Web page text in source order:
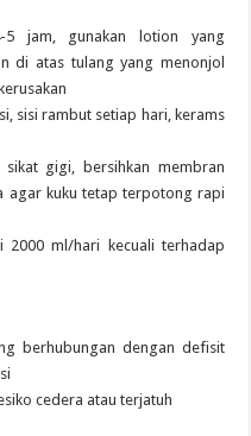
jam, gunakan lotion yang
di atas tulang yang menonjol
sisi rambut setiap hari, kerams
gigi, bersihkan membran
agar kuku tetap terpotong rapi
2000 ml/hari kecuali terhadap
berhubungan dengan defisit
cedera atau terjatuh